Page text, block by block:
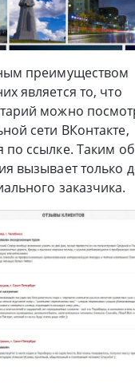
преимуществом
является то, что
можно
сети ВКонтакте,
по ссылке. Таким
вызывает только
заказчика.